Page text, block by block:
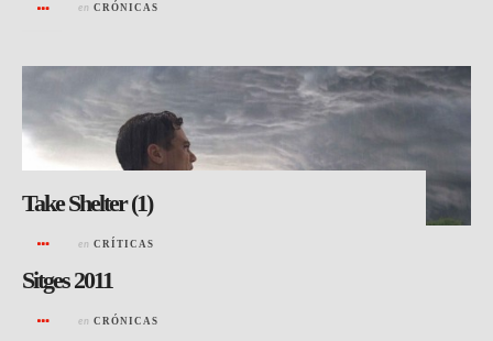
en CRÓNICAS
Take Shelter (1)
en CRÍTICAS
Sitges 2011
en CRÓNICAS